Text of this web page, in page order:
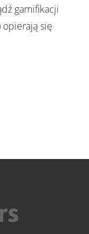
gamifikacji
opierają się